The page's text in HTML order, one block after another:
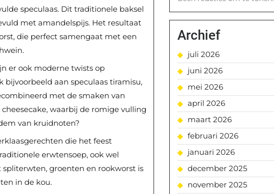
speculaas. Dit traditionele baksel
met amandelspijs. Het resultaat
die perfect samengaat met een
er ook moderne twists op
aan speculaas tiramisu,
met de smaken van
waarbij de romige vulling
van kruidnoten?
die het feest
erwtensoep, ook wel
spliterwten, groenten en rookworst is
in de kou.
Archief
juli 2026
juni 2026
mei 2026
april 2026
maart 2026
februari 2026
januari 2026
december 2025
november 2025